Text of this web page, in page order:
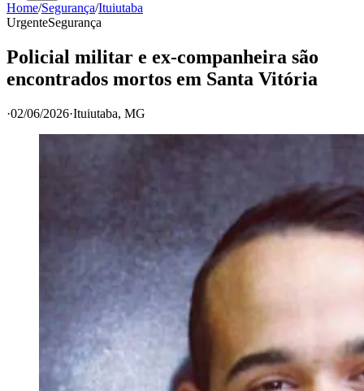
Home/Segurança/Ituiutaba
UrgenteSegurança
Policial militar e ex-companheira são
encontrados mortos em Santa Vitória
·02/06/2026·Ituiutaba, MG